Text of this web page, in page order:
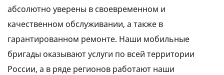
абсолютно уверены в своевременном и
качественном обслуживании, а также в
гарантированном ремонте. Наши мобильные
бригады оказывают услуги по всей территории
России, а в ряде регионов работают наши